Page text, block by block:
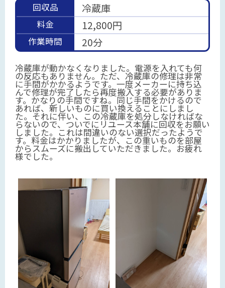
回収品 冷蔵庫
料金 12,800円
作業時間 20分
冷蔵庫が動かなくなりました。電源を入れても何
の反応もありません。ただ、冷蔵庫の修理は非常
に手間がかかるようです。一度メーカーに持ち込
んで修理が完了したら再度搬入する必要がありま
す。かなりの手間ですね。同じ手間をかけるので
あれば、新しいものに買い換えることにしまし
た。それに伴い、この冷蔵庫を処分しなければな
らないので、ついでにリユース本舗に回収をお願い
しました。これは間違いのない選択だったようで
す。料金はかかりましたが、この重いものを部屋
からスムーズに搬出していただきました。お疲れ
様でした。